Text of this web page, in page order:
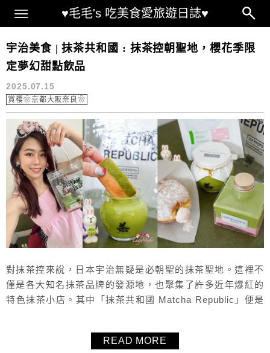
♥毛毛's 吃美食愛旅遊日誌♥
Main Menu
抹茶共和国 メニュー
宇治美食 | 抹茶共和國 : 抹茶控朝聖地，櫻花季限
定夢幻甜點飲品
2025.07.15
賞櫻❀京都大阪奈良❀
對抹茶控來說，日本宇治無疑是必朝聖的抹茶聖地。這裡不
僅是各大知名抹茶品牌的發源地，也聚集了許多近年爆紅的
特色抹茶小店。其中「抹茶共和國 Matcha Republic」便是
一起享用的費南雪，每一款抹茶的表現都非常優秀。從品牌
READ MORE